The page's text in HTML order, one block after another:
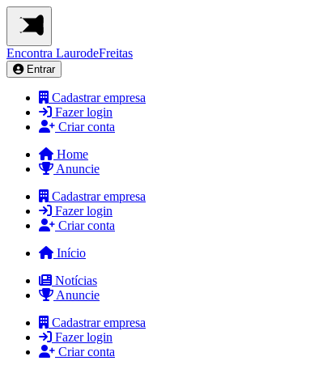
Encontra LaurodeFreitas
Entrar
Cadastrar empresa
Fazer login
Criar conta
Home
Anuncie
Cadastrar empresa
Fazer login
Criar conta
Início
Notícias
Anuncie
Cadastrar empresa
Fazer login
Criar conta